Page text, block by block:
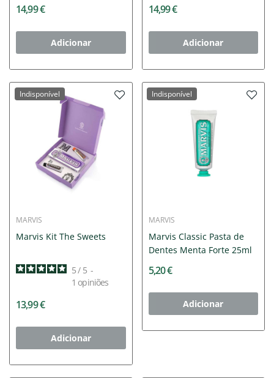
14,99 €
Adicionar
14,99 €
Adicionar
Indisponível
MARVIS
Marvis Kit The Sweets
5/ 5 -
1 opiniões
13,99 €
Adicionar
Indisponível
MARVIS
Marvis Classic Pasta de
Dentes Menta Forte 25ml
5,20 €
Adicionar